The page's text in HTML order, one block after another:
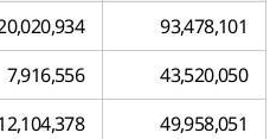
93,478,101
7,916,556
43,520,050
49,958,051